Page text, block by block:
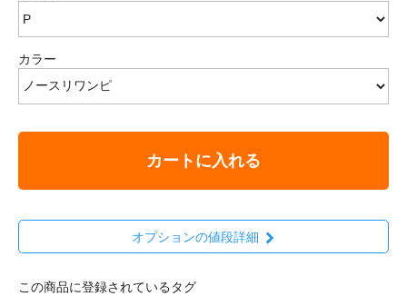
カラー
カートに入れる
オプションの値段詳細
この商品に登録されているタグ